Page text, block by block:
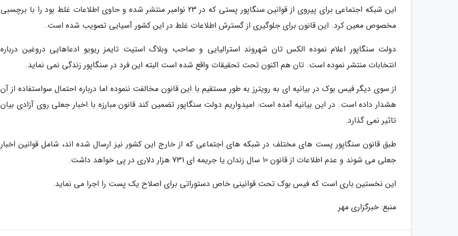
این شبکه اجتماعی برای پیروی از قوانین سنگاپور پستی که در 23 نوامبر منتشر شده و حاوی اطلاعات غلط بود را با برچسبی
مخصوص معین کرد. این قانون برای جلوگیری از گسترش اطلاعات غلط در این کشور آسیایی تصویب شده است.
دولت سنگاپور اعلام نموده الکس تان شهروند استرالیایی و صاحب وبلاگ استیت تایمز ریویو ادعاهایی دروغین درباره
انتخابات منتشر نموده است. تان هم اکنون تحت تحقیقات واقع شده است البته این فرد در سنگاپور زندگی نمی نماید.
از سوی دیگر فیس بوک در بیانیه ای به رویترز به طور مستقیم با این قانون مخالفت ننموده اما درباره احتمال سواستفاده از آن
هشدار داده است. در این بیانیه آمده است: امیدواریم دولت سنگاپور تضمین کند قانون مبارزه با اخبار جعلی روی آزادی بیان
تاثیر نمی گذارد.
طبق قانون سنگاپور پست های مختلف در شبکه های اجتماعی که از خارج این کشور نیز ارسال شده اند، شامل قوانین اخبار
جعلی می شوند و عدم اطلاعات از قانون 10 سال زندان یا جریمه ای 731 هزار دلاری در پی خواهد داشت.
این نخستین باری است که فیس بوک تحت قوانینی خاص دستوراتی برای اصلاح یک پست را اجرا می نماید.
منبع: خبرگزاری مهر